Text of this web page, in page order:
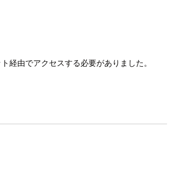
由でアクセスする必要がありました。